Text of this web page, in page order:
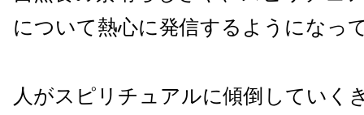
について熱心に発信するようになっ
人がスピリチュアルに傾倒していく